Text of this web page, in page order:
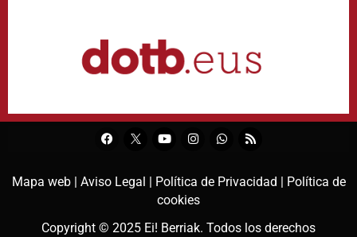
Mapa web | Aviso Legal | Política de Privacidad | Política de
cookies
Copyright © 2025 Ei! Berriak. Todos los derechos